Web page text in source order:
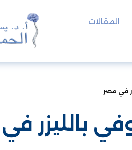
المقالات
في مصر
بالليزر